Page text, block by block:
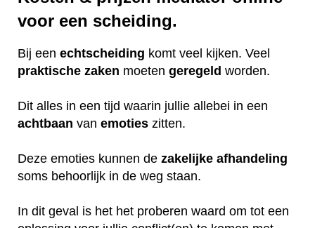
voor een scheiding.
Bij een echtscheiding komt veel kijken. Veel
praktische zaken moeten geregeld worden.
Dit alles in een tijd waarin jullie allebei in een
achtbaan van emoties zitten.
Deze emoties kunnen de zakelijke afhandeling
soms behoorlijk in de weg staan.
In dit geval is het het proberen waard om tot een